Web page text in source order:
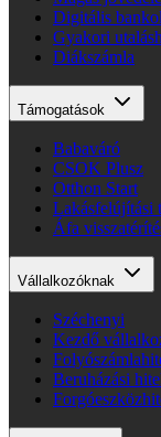
Digitális
Gyakori
Diákszámla
Támogatások
Babaváró
CSOK Plusz
Otthon Start
Lakásfelújítási
Áfa
Vállalkozóknak
Széchenyi
Kezdő
Beruházási